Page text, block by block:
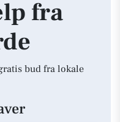
fra
bud fra lokale